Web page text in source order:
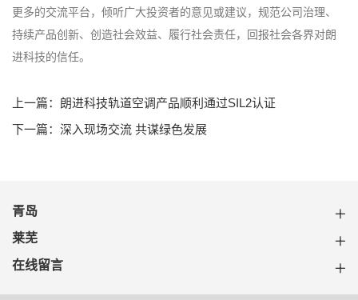
更多的交流平台，倾听广大投资者的意见或建议，规范公司治理、
持续产品创新、创造社会效益、履行社会责任，回报社会各界对朗
进科技的信任。
上一篇：朗进科技轨道空调产品顺利通过SIL2认证
下一篇：深入现场交流 共谋绿色发展
青岛
莱芜
在线留言